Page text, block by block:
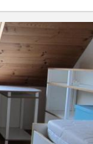
KV 1747
et respectueuse un
séparée - cuisine
DOMICILIATION